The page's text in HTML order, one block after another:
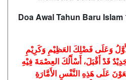
Doa Awal Tahun Baru Islam
وَعَلَى فَضْلِكَ العَظِيْمِ وَكَرِيْمِ
قَدْ أَقْبَلَ، أَسْأَلُكَ العِصْمَةَ فِيْهِ
عَلَى هَذِهِ النَّفْسِ الأَمَّارَةِ